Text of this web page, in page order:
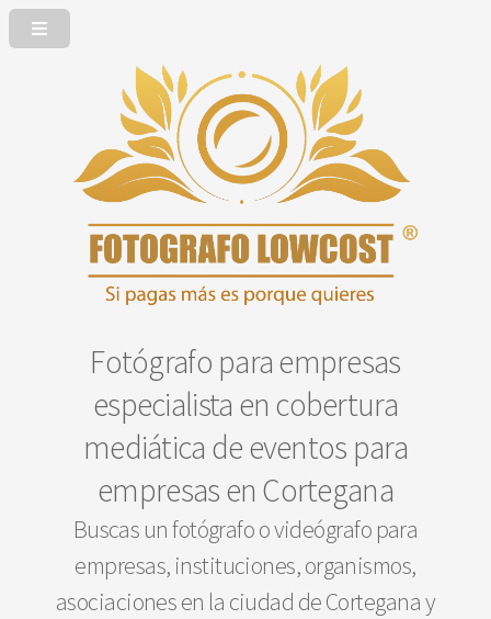
Fotógrafo para empresas
especialista en cobertura
mediática de eventos para
empresas en Cortegana
Buscas un fotógrafo o videógrafo para
empresas, instituciones, organismos,
asociaciones en la ciudad de Cortegana y